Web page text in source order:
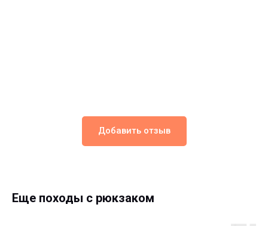
Добавить отзыв
Еще походы с рюкзаком